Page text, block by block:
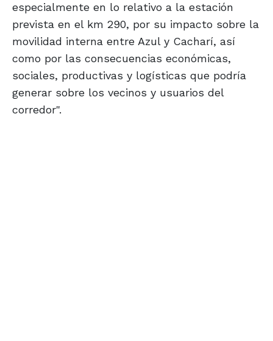
especialmente en lo relativo a la estación
prevista en el km 290, por su impacto sobre la
movilidad interna entre Azul y Cacharí, así
como por las consecuencias económicas,
sociales, productivas y logísticas que podría
generar sobre los vecinos y usuarios del
corredor".